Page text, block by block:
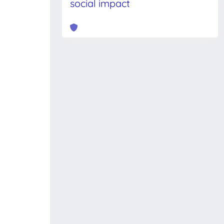
social impact